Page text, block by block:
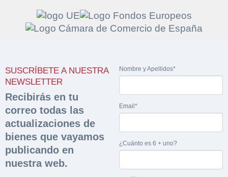
SUSCRÍBETE A NUESTRA
NEWSLETTER
Recibirás en tu
correo todas las
actualizaciones de
bienes que vayamos
publicando en
nuestra web.
Nombre y Apellidos*
Email*
¿Cuánto es 6 + uno?
documentación
sobre la peritación
Rellene este formulario y recibirá en su email el
enlace para descargar la documentación
Nombre y Apellidos*
Hacer Oferta
Razón social* CIF/DNI Ofertante*
Teléfono* Email*
Nombre y Apellidos*
Sobre Merfinsa
Venta de bienes muebles
Vehículos